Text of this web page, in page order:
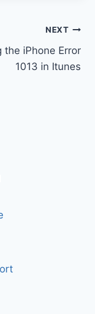
NEXT
the iPhone Error
1013 in Itunes